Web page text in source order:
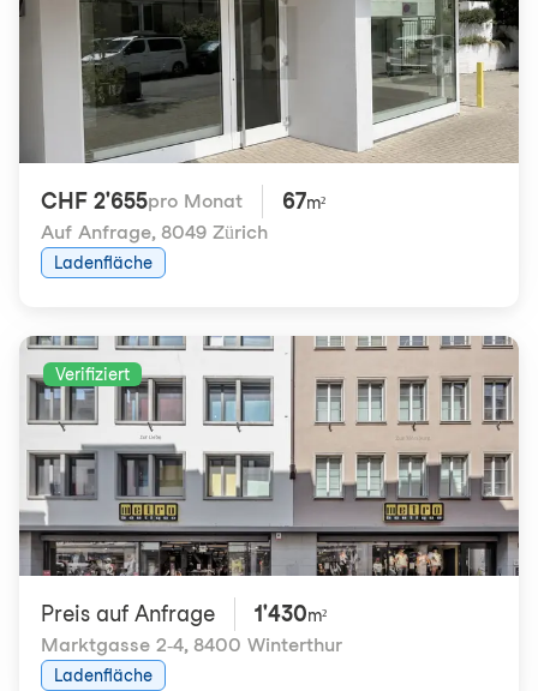
CHF 2'655pro Monat 67m²
Auf Anfrage, 8049 Zürich
Ladenfläche
Verifiziert
Preis auf Anfrage 1'430m²
Marktgasse 2-4, 8400 Winterthur
Ladenfläche